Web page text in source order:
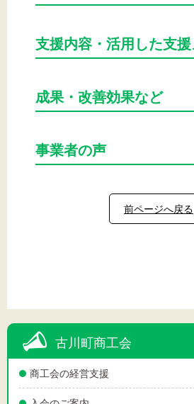
古川町商工会
商工会の経営支援
支援内容・活用した支
成果・改善効果など
事業者の声
前ページへ戻る